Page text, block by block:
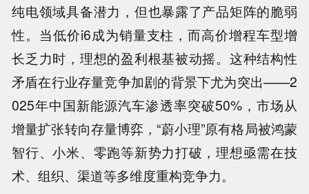
纯电领域具备潜力，但也暴露了产品矩阵的脆弱
性。当低价i6成为销量支柱，而高价增程车型增
长乏力时，理想的盈利根基被动摇。这种结构性
矛盾在行业存量竞争加剧的背景下尤为突出——2
025年中国新能源汽车渗透率突破50%，市场从
增量扩张转向存量博弈，“蔚小理”原有格局被鸿蒙
智行、小米、零跑等新势力打破，理想亟需在技
术、组织、渠道等多维度重构竞争力。